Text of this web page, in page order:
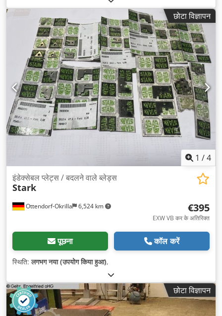
छोटा विज्ञापन
1 /4
Ottendorf-Okrilla 6,524 km
इंडेक्सेबल प्लेट्स / बदलने वाले ब्लेड्स
Stark
€395
EXW VB कर के अतिरिक्त
पूछना कॉल करें
स्थिति:लगभग नया (उपयोग किया हुआ),
छोटा विज्ञापन